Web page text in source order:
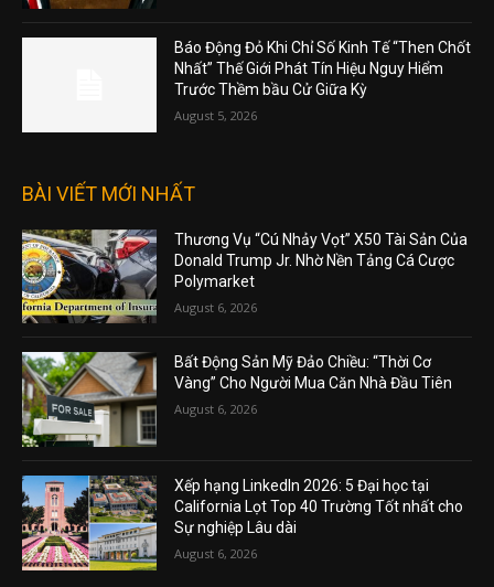
Báo Động Đỏ Khi Chỉ Số Kinh Tế “Then Chốt
Nhất” Thế Giới Phát Tín Hiệu Nguy Hiểm
Trước Thềm bầu Cử Giữa Kỳ
August 5, 2026
BÀI VIẾT MỚI NHẤT
Thương Vụ “Cú Nhảy Vọt” X50 Tài Sản Của
Donald Trump Jr. Nhờ Nền Tảng Cá Cược
Polymarket
August 6, 2026
Bất Động Sản Mỹ Đảo Chiều: “Thời Cơ
Vàng” Cho Người Mua Căn Nhà Đầu Tiên
August 6, 2026
Xếp hạng LinkedIn 2026: 5 Đại học tại
California Lọt Top 40 Trường Tốt nhất cho
Sự nghiệp Lâu dài
August 6, 2026